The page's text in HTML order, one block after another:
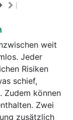
weit
Jeder
Risiken
schief,
Zudem können
Zwei
zusätzlich